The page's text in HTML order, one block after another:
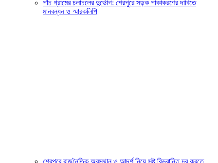
পাঁচ গ্রামের চলাচলের দুর্ভোগ: শেরপুরে সড়ক পাকাকরণের দাবিতে
মানবন্ধন ও স্মারকলিপি
শেরপুরে রাজনৈতিক অবস্থান ও আদর্শ নিয়ে সৃষ্ট বিভ্রান্তি দূর করতে